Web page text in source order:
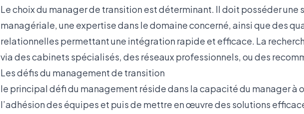
Le choix du manager de transition est déterminant. Il doit posséder une
managériale, une expertise dans le domaine concerné, ainsi que des
relationnelles permettant une intégration rapide et efficace. La
via des cabinets spécialisés, des réseaux professionnels, ou des
Les défis du management de transition
le principal défi du management réside dans la capacité du manager à
l’adhésion des équipes et puis de mettre en œuvre des solutions